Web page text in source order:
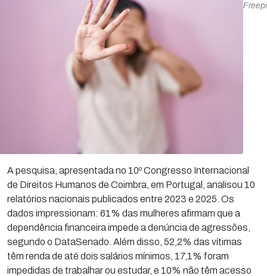
A pesquisa, apresentada no 10º Congresso Internacional
de Direitos Humanos de Coimbra, em Portugal, analisou 10
relatórios nacionais publicados entre 2023 e 2025. Os
dados impressionam: 61% das mulheres afirmam que a
dependência financeira impede a denúncia de agressões,
segundo o DataSenado. Além disso, 52,2% das vítimas
têm renda de até dois salários mínimos, 17,1% foram
impedidas de trabalhar ou estudar, e 10% não têm acesso